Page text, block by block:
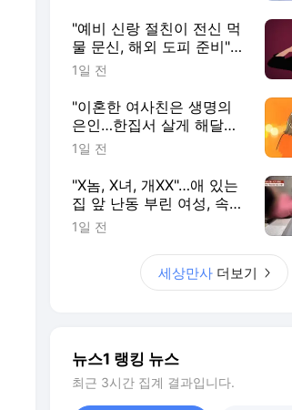
"예비 신랑 절친이 전신 먹
물 문신, 해외 도피 준비"…
예비 신부 '혼란'
1일 전
"이혼한 여사친은 생명의
은인…한집서 살게 해달라"
남편 요구에 '절망'
1일 전
"X놈, X녀, 개XX"…애 있는
집 앞 난동 부린 여성, 속옷
까지 훌러덩[영상]
1일 전
세상만사 더보기
뉴스1 랭킹 뉴스
최근 3시간 집계 결과입니다.